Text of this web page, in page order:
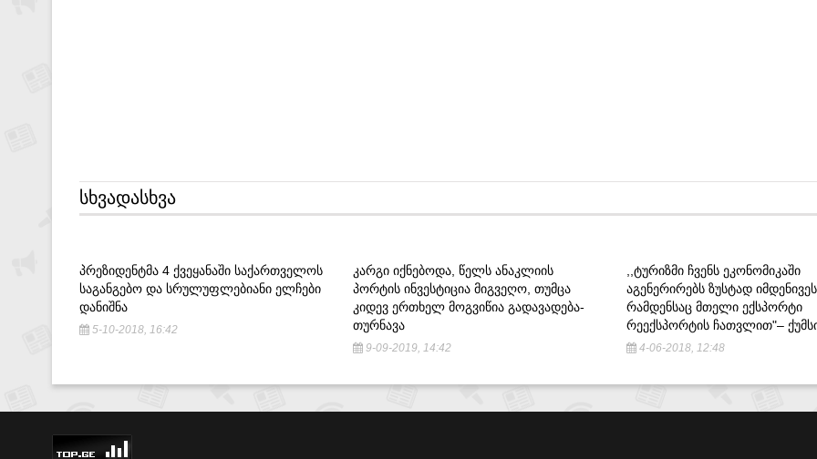
ᲡᲮᲕᲐᲓᲐᲡᲮᲕᲐ
ᲞᲠᲔᲖᲘᲓᲔᲜᲢᲛᲐ 4 ᲥᲕᲔᲧᲐᲜᲐᲨᲘ ᲡᲐᲥᲐᲠᲗᲕᲔᲚᲝᲡ
ᲡᲐᲒᲐᲜᲒᲔᲑᲝ ᲓᲐ ᲡᲠᲣᲚᲣᲤᲚᲔᲑᲘᲐᲜᲘ ᲔᲚᲩᲔᲑᲘ
ᲓᲐᲜᲘᲨᲜᲐ
5-10-2018, 16:42
ᲙᲐᲠᲒᲘ ᲘᲥᲜᲔᲑᲝᲓᲐ, ᲬᲔᲚᲡ ᲐᲜᲐᲙᲚᲘᲘᲡ
ᲞᲝᲠᲢᲘᲡ ᲘᲜᲕᲔᲡᲢᲘᲪᲘᲐ ᲛᲘᲒᲕᲔᲦᲝ, ᲗᲣᲛᲪᲐ
ᲙᲘᲓᲔᲕ ᲔᲠᲗᲮᲔᲚ ᲛᲝᲒᲕᲘᲬᲘᲐ ᲒᲐᲓᲐᲕᲐᲓᲔᲑᲐ-
ᲗᲣᲠᲜᲐᲕᲐ
9-09-2019, 14:42
,,ᲢᲣᲠᲘᲖᲛᲘ ᲩᲕᲔᲜᲡ ᲔᲙᲝᲜᲝᲛᲘᲙᲐᲨᲘ
ᲐᲒᲔᲜᲔᲠᲘᲠᲔᲑᲡ ᲖᲣᲡᲢᲐᲓ ᲘᲛᲓᲔᲜᲘᲕᲔᲡ,
ᲠᲐᲛᲓᲔᲜᲡᲐᲪ ᲛᲗᲔᲚᲘ ᲔᲥᲡᲞᲝᲠᲢᲘ
ᲠᲔᲔᲥᲡᲞᲝᲠᲢᲘᲡ ᲩᲐᲗᲕᲚᲘᲗ"–
4-06-2018, 12:48